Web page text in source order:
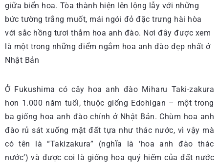
giữa biển hoa. Tòa thành hiện lên lộng lẫy với những
bức tường trắng muốt, mái ngói đỏ đặc trưng hài hòa
với sắc hồng tươi thắm hoa anh đào. Nơi đây được xem
là một trong những điểm ngắm hoa anh đào đẹp nhất ở
Nhật Bản
Ở Fukushima có cây hoa anh đào Miharu Taki-zakura
hơn 1.000 năm tuổi, thuộc giống Edohigan – một trong
ba giống hoa anh đào chính ở Nhật Bản. Chùm hoa anh
đào rủ sát xuống mặt đất tựa như thác nước, vì vậy mà
có tên là “Takizakura” (nghĩa là ‘hoa anh đào thác
nước’) và được coi là giống hoa quý hiếm của đất nước